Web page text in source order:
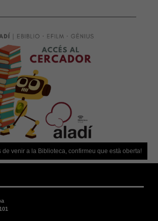
a la Biblioteca, confirmeu que està oberta!